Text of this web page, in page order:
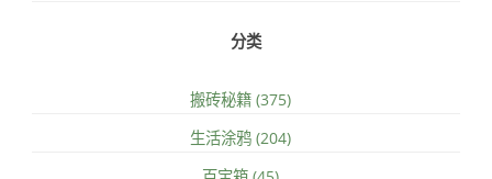
分类
搬砖秘籍 (375)
生活涂鸦 (204)